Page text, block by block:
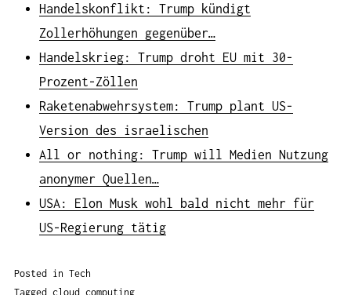
Handelskonflikt: Trump kündigt
Zollerhöhungen gegenüber…
Handelskrieg: Trump droht EU mit 30-
Prozent-Zöllen
Raketenabwehrsystem: Trump plant US-
Version des israelischen
All or nothing: Trump will Medien Nutzung
anonymer Quellen…
USA: Elon Musk wohl bald nicht mehr für
US-Regierung tätig
Posted in Tech
Tagged cloud computing